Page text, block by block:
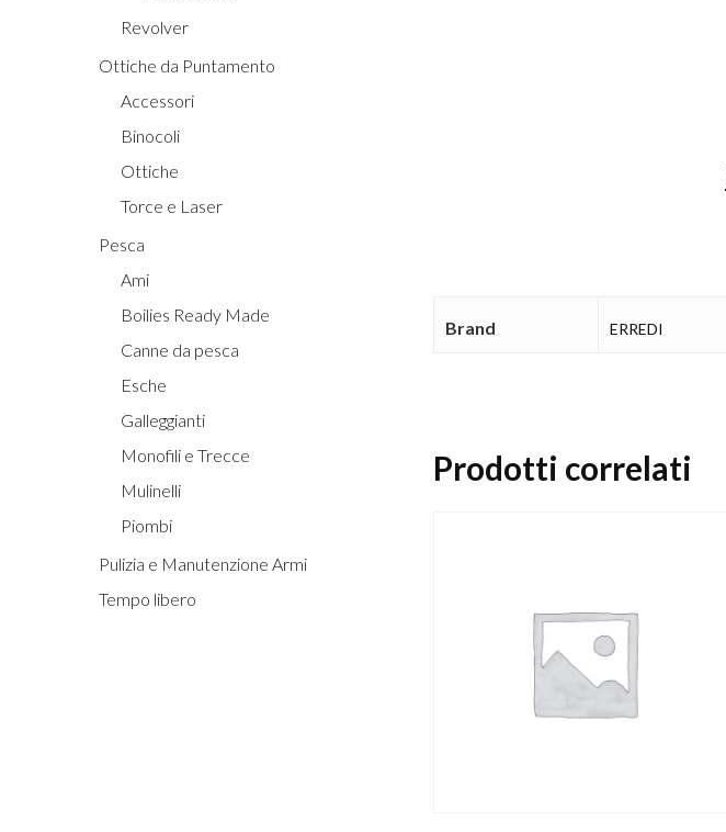
Revolver
Ottiche da Puntamento
Accessori
Binocoli
Ottiche
Torce e Laser
Pesca
Ami
Boilies Ready Made
Canne da pesca
Esche
Galleggianti
Monofili e Trecce
Mulinelli
Piombi
Pulizia e Manutenzione Armi
Tempo libero
Brand ERREDI
Prodotti correlati